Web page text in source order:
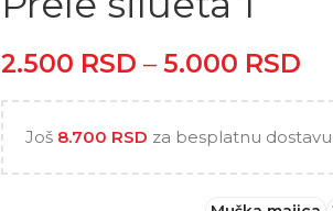
2.500 RSD – 5.000 RSD
Još 8.700 RSD za besplatnu dostavu